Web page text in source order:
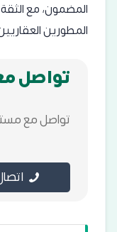
المضمون، مع
المطورين
تواصل
تواصل مع